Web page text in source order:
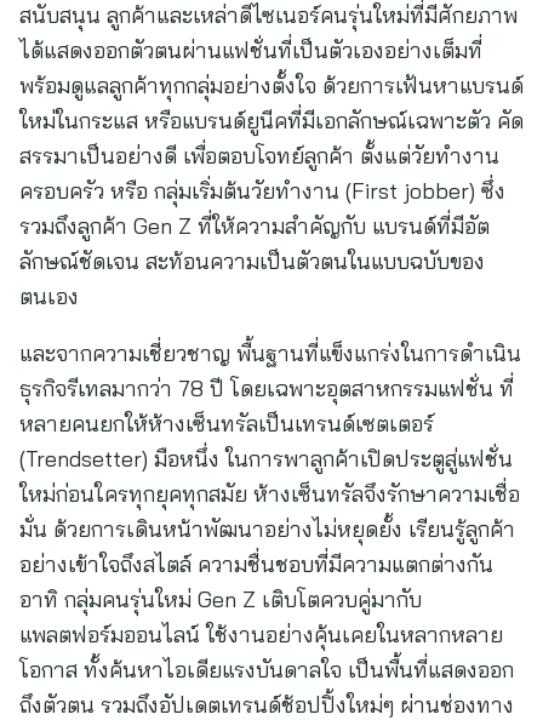
สนับสนุน ลูกค้าและเหล่าดีไซเนอร์คนรุ่นใหม่ที่มีศักยภาพ
ได้แสดงออกตัวตนผ่านแฟชั่นที่เป็นตัวเองอย่างเต็มที่
พร้อมดูแลลูกค้าทุกกลุ่มอย่างตั้งใจ ด้วยการเฟ้นหาแบรนด์
ใหม่ในกระแส หรือแบรนด์ยูนีคที่มีเอกลักษณ์เฉพาะตัว คัด
สรรมาเป็นอย่างดี เพื่อตอบโจทย์ลูกค้า ตั้งแต่วัยทำงาน
ครอบครัว หรือ กลุ่มเริ่มต้นวัยทำงาน (First jobber) ซึ่ง
รวมถึงลูกค้า Gen Z ที่ให้ความสำคัญกับ แบรนด์ที่มีอัต
ลักษณ์ชัดเจน สะท้อนความเป็นตัวตนในแบบฉบับของ
ตนเอง
และจากความเชี่ยวชาญ พื้นฐานที่แข็งแกร่งในการดำเนิน
ธุรกิจรีเทลมากว่า 78 ปี โดยเฉพาะอุตสาหกรรมแฟชั่น ที่
หลายคนยกให้ห้างเซ็นทรัลเป็นเทรนด์เซตเตอร์
(Trendsetter) มือหนึ่ง ในการพาลูกค้าเปิดประตูสู่แฟชั่น
ใหม่ก่อนใครทุกยุคทุกสมัย ห้างเซ็นทรัลจึงรักษาความเชื่อ
มั่น ด้วยการเดินหน้าพัฒนาอย่างไม่หยุดยั้ง เรียนรู้ลูกค้า
อย่างเข้าใจถึงสไตล์ ความชื่นชอบที่มีความแตกต่างกัน
อาทิ กลุ่มคนรุ่นใหม่ Gen Z เติบโตควบคู่มากับ
แพลตฟอร์มออนไลน์ ใช้งานอย่างคุ้นเคยในหลากหลาย
โอกาส ทั้งค้นหาไอเดียแรงบันดาลใจ เป็นพื้นที่แสดงออก
ถึงตัวตน รวมถึงอัปเดตเทรนด์ช้อปปิ้งใหม่ๆ ผ่านช่องทาง